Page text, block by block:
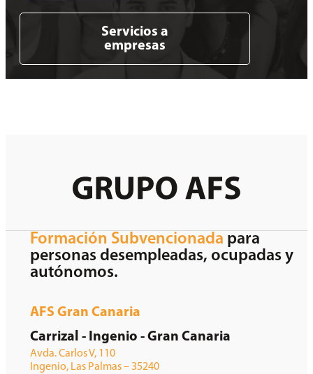
Servicios a
empresas
Formación Subvencionada para
personas desempleadas, ocupadas y
autónomos.
AFS Gran Canaria
Carrizal - Ingenio - Gran Canaria
Avda. Carlos V, 110
Ingenio, Las Palmas – 35240